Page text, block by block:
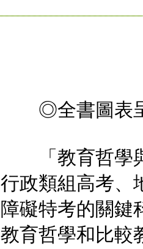
◎全書圖表呈
「教育哲學與
行政類組高考、
障礙特考的關鍵
教育哲學和比較